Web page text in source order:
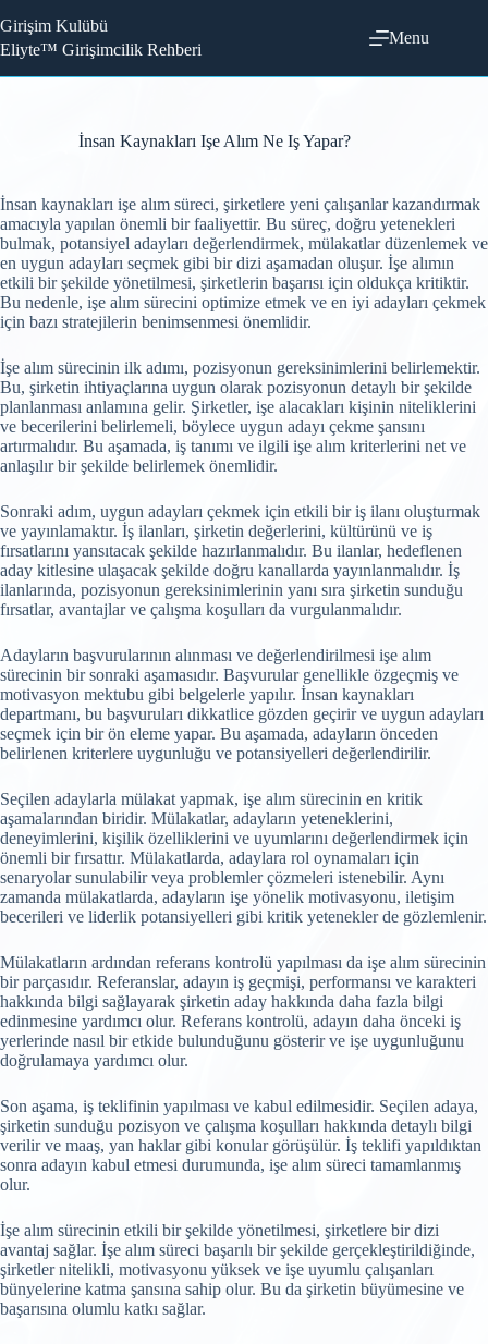
to
content
Girişim Kulübü
Eliyte™ Girişimcilik Rehberi
Menu
İnsan Kaynakları Işe Alım Ne Iş Yapar?
İnsan kaynakları işe alım süreci, şirketlere yeni çalışanlar kazandırmak
amacıyla yapılan önemli bir faaliyettir. Bu süreç, doğru yetenekleri
bulmak, potansiyel adayları değerlendirmek, mülakatlar düzenlemek ve
en uygun adayları seçmek gibi bir dizi aşamadan oluşur. İşe alımın
etkili bir şekilde yönetilmesi, şirketlerin başarısı için oldukça kritiktir.
Bu nedenle, işe alım sürecini optimize etmek ve en iyi adayları çekmek
için bazı stratejilerin benimsenmesi önemlidir.
İşe alım sürecinin ilk adımı, pozisyonun gereksinimlerini belirlemektir.
Bu, şirketin ihtiyaçlarına uygun olarak pozisyonun detaylı bir şekilde
planlanması anlamına gelir. Şirketler, işe alacakları kişinin niteliklerini
ve becerilerini belirlemeli, böylece uygun adayı çekme şansını
artırmalıdır. Bu aşamada, iş tanımı ve ilgili işe alım kriterlerini net ve
anlaşılır bir şekilde belirlemek önemlidir.
Sonraki adım, uygun adayları çekmek için etkili bir iş ilanı oluşturmak
ve yayınlamaktır. İş ilanları, şirketin değerlerini, kültürünü ve iş
fırsatlarını yansıtacak şekilde hazırlanmalıdır. Bu ilanlar, hedeflenen
aday kitlesine ulaşacak şekilde doğru kanallarda yayınlanmalıdır. İş
ilanlarında, pozisyonun gereksinimlerinin yanı sıra şirketin sunduğu
fırsatlar, avantajlar ve çalışma koşulları da vurgulanmalıdır.
Adayların başvurularının alınması ve değerlendirilmesi işe alım
sürecinin bir sonraki aşamasıdır. Başvurular genellikle özgeçmiş ve
motivasyon mektubu gibi belgelerle yapılır. İnsan kaynakları
departmanı, bu başvuruları dikkatlice gözden geçirir ve uygun adayları
seçmek için bir ön eleme yapar. Bu aşamada, adayların önceden
belirlenen kriterlere uygunluğu ve potansiyelleri değerlendirilir.
Seçilen adaylarla mülakat yapmak, işe alım sürecinin en kritik
aşamalarından biridir. Mülakatlar, adayların yeteneklerini,
deneyimlerini, kişilik özelliklerini ve uyumlarını değerlendirmek için
önemli bir fırsattır. Mülakatlarda, adaylara rol oynamaları için
senaryolar sunulabilir veya problemler çözmeleri istenebilir. Aynı
zamanda mülakatlarda, adayların işe yönelik motivasyonu, iletişim
becerileri ve liderlik potansiyelleri gibi kritik yetenekler de gözlemlenir.
Mülakatların ardından referans kontrolü yapılması da işe alım sürecinin
bir parçasıdır. Referanslar, adayın iş geçmişi, performansı ve karakteri
hakkında bilgi sağlayarak şirketin aday hakkında daha fazla bilgi
edinmesine yardımcı olur. Referans kontrolü, adayın daha önceki iş
yerlerinde nasıl bir etkide bulunduğunu gösterir ve işe uygunluğunu
doğrulamaya yardımcı olur.
Son aşama, iş teklifinin yapılması ve kabul edilmesidir. Seçilen adaya,
şirketin sunduğu pozisyon ve çalışma koşulları hakkında detaylı bilgi
verilir ve maaş, yan haklar gibi konular görüşülür. İş teklifi yapıldıktan
sonra adayın kabul etmesi durumunda, işe alım süreci tamamlanmış
olur.
İşe alım sürecinin etkili bir şekilde yönetilmesi, şirketlere bir dizi
avantaj sağlar. İşe alım süreci başarılı bir şekilde gerçekleştirildiğinde,
şirketler nitelikli, motivasyonu yüksek ve işe uyumlu çalışanları
bünyelerine katma şansına sahip olur. Bu da şirketin büyümesine ve
başarısına olumlu katkı sağlar.